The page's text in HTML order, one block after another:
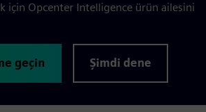
için Opcenter Intelligence ürün ailesini
geçin Şimdi dene